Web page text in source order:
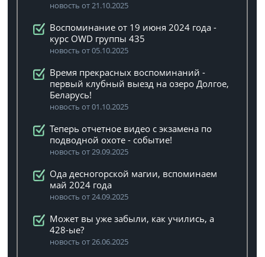
новость от 21.10.2025
Воспоминание от 19 июня 2024 года -
курс OWD группы 435
новость от 05.10.2025
Время прекрасных воспоминаний -
первый клубный выезд на озеро Долгое,
Беларусь!
новость от 01.10.2025
Теперь отчетное видео с экзамена по
подводной охоте - событие!
новость от 29.09.2025
Ода десногорской магии, вспоминаем
май 2024 года
новость от 24.09.2025
Может вы уже забыли, как учились, а
428-ые?
новость от 26.06.2025